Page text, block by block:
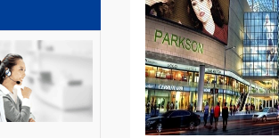
的VF等参数不太
。创新技术的关
优化芯片算法语
芯片控制输出电
值，并通过辅助
反馈，使得退磁
和芯片开关周期